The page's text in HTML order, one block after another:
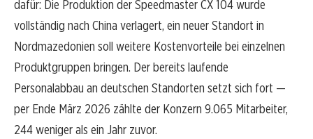
dafür: Die Produktion der Speedmaster CX 104 wurde
vollständig nach China verlagert, ein neuer Standort in
Nordmazedonien soll weitere Kostenvorteile bei einzelnen
Produktgruppen bringen. Der bereits laufende
Personalabbau an deutschen Standorten setzt sich fort —
per Ende März 2026 zählte der Konzern 9.065 Mitarbeiter,
244 weniger als ein Jahr zuvor.